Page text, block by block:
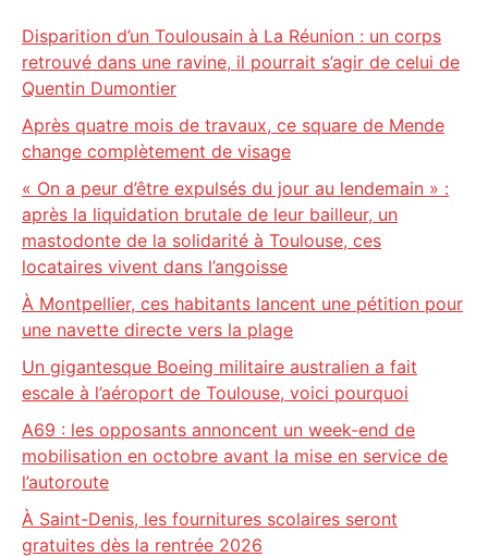
Disparition d’un Toulousain à La Réunion : un corps
retrouvé dans une ravine, il pourrait s’agir de celui de
Quentin Dumontier
Après quatre mois de travaux, ce square de Mende
change complètement de visage
« On a peur d’être expulsés du jour au lendemain » :
après la liquidation brutale de leur bailleur, un
mastodonte de la solidarité à Toulouse, ces
locataires vivent dans l’angoisse
À Montpellier, ces habitants lancent une pétition pour
une navette directe vers la plage
Un gigantesque Boeing militaire australien a fait
escale à l’aéroport de Toulouse, voici pourquoi
A69 : les opposants annoncent un week-end de
mobilisation en octobre avant la mise en service de
l’autoroute
À Saint-Denis, les fournitures scolaires seront
gratuites dès la rentrée 2026